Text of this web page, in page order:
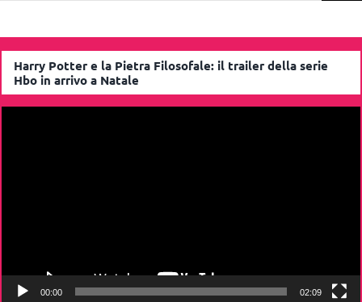
Harry Potter e la Pietra Filosofale: il trailer della serie
Hbo in arrivo a Natale
00:00 02:09